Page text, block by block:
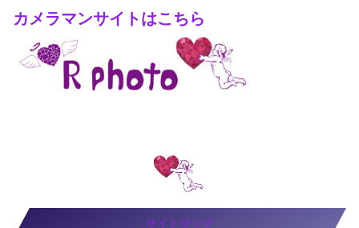
カメラマンサイトはこちら
サイトマップ